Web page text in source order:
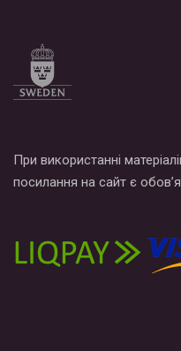
При використанні
посилання на сайт є